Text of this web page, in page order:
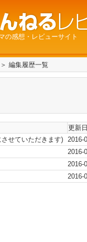
の感想・レビューサイト
＞ 編集履歴一覧
更新
せていただきます) 2016-
2016-
2016-
2016-